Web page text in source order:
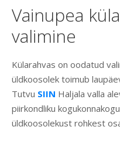
Vainupea
valimine
Külarahvas on oodatud
üldkoosolek toimub
Tutvu SIIN Haljala valla
piirkondliku
üldkoosolekust rohkest